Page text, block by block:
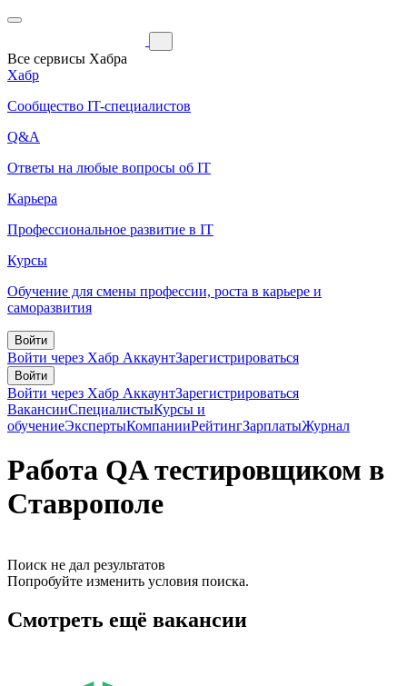
Все сервисы Хабра
Хабр
Сообщество IT-специалистов
Q&A
Ответы на любые вопросы об IT
Карьера
Профессиональное развитие в IT
Курсы
Обучение для смены профессии, роста в карьере и
саморазвития
Войти
Войти через Хабр АккаунтЗарегистрироваться
Войти
Войти через Хабр АккаунтЗарегистрироваться
ВакансииСпециалистыКурсы и
обучениеЭкспертыКомпанииРейтингЗарплатыЖурнал
Работа QA тестировщиком в
Ставрополе
Поиск не дал результатов
Попробуйте изменить условия поиска.
Смотреть ещё вакансии